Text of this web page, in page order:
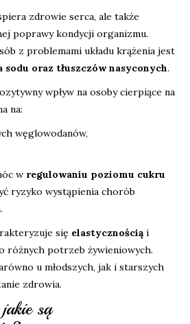
zdrowie serca, ale także
poprawy kondycji organizmu.
z problemami układu krążenia jest
oraz tłuszczów nasyconych.
wpływ na osoby cierpiące na
na:
węglowodanów,
w regulowaniu poziomu cukru
ryzyko wystąpienia chorób
się elastycznościąi
różnych potrzeb żywieniowych.
u młodszych, jak i starszych
zdrowia.
są